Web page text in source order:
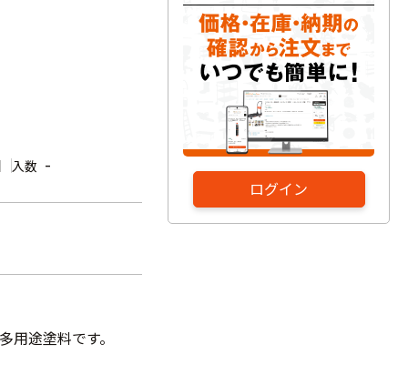
ログイン
入数 -
途塗料です。